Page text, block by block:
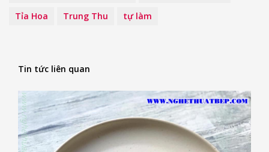
Tỉa Hoa
Trung Thu tự làm
Tin tức liên quan